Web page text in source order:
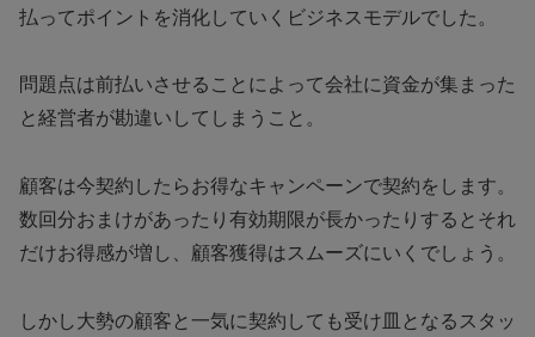
払ってポイントを消化していくビジネスモデルでした。
問題点は前払いさせることによって会社に資金が集まった
と経営者が勘違いしてしまうこと。
顧客は今契約したらお得なキャンペーンで契約をします。
数回分おまけがあったり有効期限が長かったりするとそれ
だけお得感が増し、顧客獲得はスムーズにいくでしょう。
しかし大勢の顧客と一気に契約しても受け皿となるスタッ